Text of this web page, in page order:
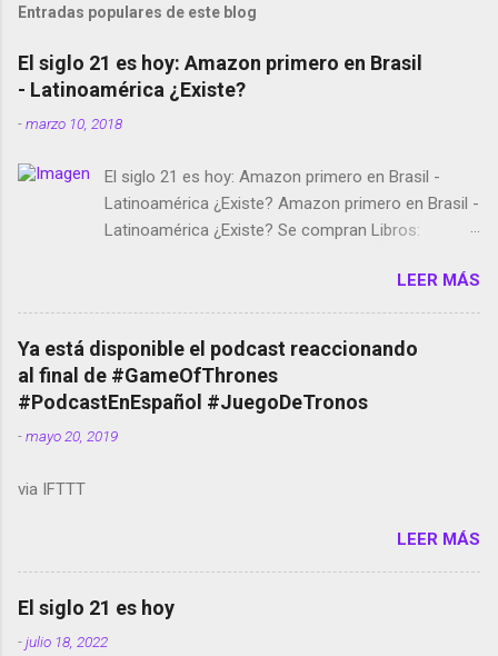
Entradas populares de este blog
El siglo 21 es hoy: Amazon primero en Brasil
- Latinoamérica ¿Existe?
-marzo 10, 2018
El siglo 21 es hoy: Amazon primero en Brasil -
Latinoamérica ¿Existe? Amazon primero en Brasil -
Latinoamérica ¿Existe? Se compran Libros:
temporada de Black Mirror Twitter deja de verificar
cuentas Responden los fotógrafos Brian May y el
copyright en Instagram Música y vídeo selfies en la
red social Riddley Scott saca a Kevin Spacey de su
película Francisco regaña a los que usan el
smartphone en sus misas La serie de la Tierra
Media GoBee - StartUp de bicicletas de alquiler
Live Photos en Google Photos Llegando Partimos
Dictados en Android El tamaño y su importancia...
LEER MÁS
Ya está disponible el podcast reaccionando
al final de #GameOfThrones
#PodcastEnEspañol #JuegoDeTronos
-mayo 20, 2019
via IFTTT
LEER MÁS
El siglo 21 es hoy
-julio 18, 2022